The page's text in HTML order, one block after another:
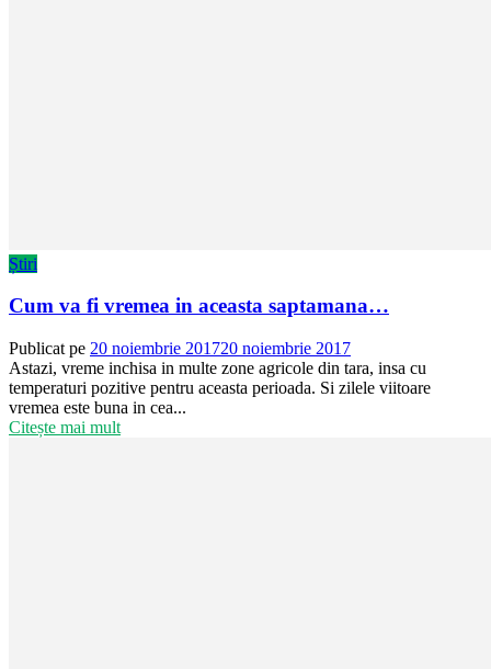
Știri
Cum va fi vremea in aceasta saptamana…
Publicat pe 20 noiembrie 201720 noiembrie 2017
Astazi, vreme inchisa in multe zone agricole din tara, insa cu
temperaturi pozitive pentru aceasta perioada. Si zilele viitoare
vremea este buna in cea...
Citește mai mult